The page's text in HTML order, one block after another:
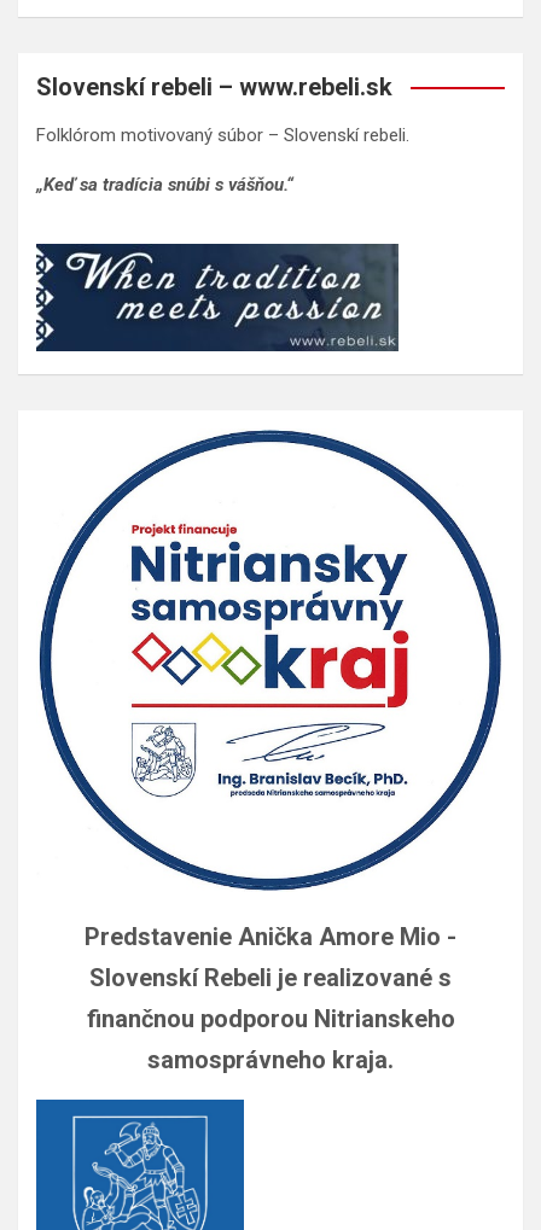
Slovenskí rebeli – www.rebeli.sk
Folklórom motivovaný súbor – Slovenskí rebeli.
„Keď sa tradícia snúbi s vášňou.“
Predstavenie Anička Amore Mio -
Slovenskí Rebeli je realizované s
finančnou podporou Nitrianskeho
samosprávneho kraja.